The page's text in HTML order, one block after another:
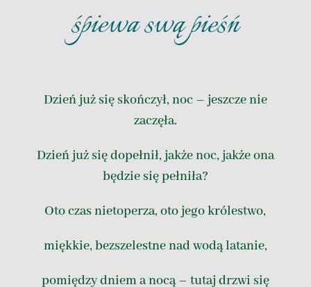
śpiewa swą pieśń
Dzień już się skończył, noc – jeszcze nie
zaczęła.
Dzień już się dopełnił, jakże noc, jakże ona
będzie się pełniła?
Oto czas nietoperza, oto jego królestwo,
miękkie, bezszelestne nad wodą latanie,
pomiędzy dniem a nocą – tutaj drzwi się